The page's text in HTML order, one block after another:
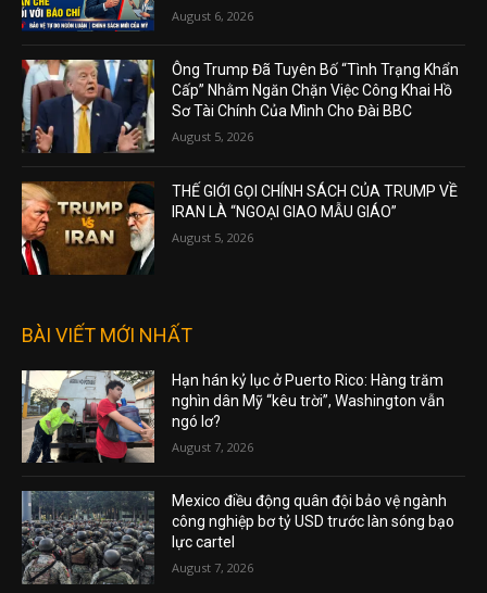
August 6, 2026
Ông Trump Đã Tuyên Bố “Tình Trạng Khẩn
Cấp” Nhằm Ngăn Chặn Việc Công Khai Hồ
Sơ Tài Chính Của Mình Cho Đài BBC
August 5, 2026
THẾ GIỚI GỌI CHÍNH SÁCH CỦA TRUMP VỀ
IRAN LÀ “NGOẠI GIAO MẪU GIÁO”
August 5, 2026
BÀI VIẾT MỚI NHẤT
Hạn hán kỷ lục ở Puerto Rico: Hàng trăm
nghìn dân Mỹ “kêu trời”, Washington vẫn
ngó lơ?
August 7, 2026
Mexico điều động quân đội bảo vệ ngành
công nghiệp bơ tỷ USD trước làn sóng bạo
lực cartel
August 7, 2026